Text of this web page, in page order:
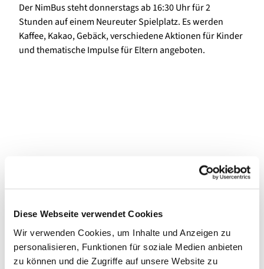
Diese Webseite verwendet Cookies
Wir verwenden Cookies, um Inhalte und Anzeigen zu
personalisieren, Funktionen für soziale Medien anbieten
zu können und die Zugriffe auf unsere Website zu
Der NimBus steht donnerstags ab 16:30 Uhr für 2
Stunden auf einem Neureuter Spielplatz. Es werden
Kaffee, Kakao, Gebäck, verschiedene Aktionen für Kinder
und thematische Impulse für Eltern angeboten.